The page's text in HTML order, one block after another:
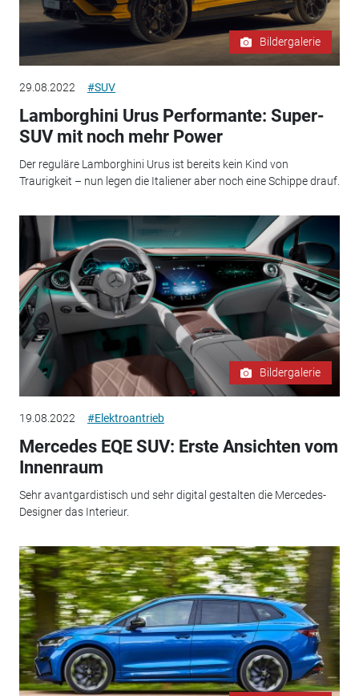
Bildergalerie
29.08.2022 #SUV
Lamborghini Urus Performante: Super-
SUV mit noch mehr Power
Der reguläre Lamborghini Urus ist bereits kein Kind von
Traurigkeit – nun legen die Italiener aber noch eine Schippe drauf.
Bildergalerie
19.08.2022 #Elektroantrieb
Mercedes EQE SUV: Erste Ansichten vom
Innenraum
Sehr avantgardistisch und sehr digital gestalten die Mercedes-
Designer das Interieur.